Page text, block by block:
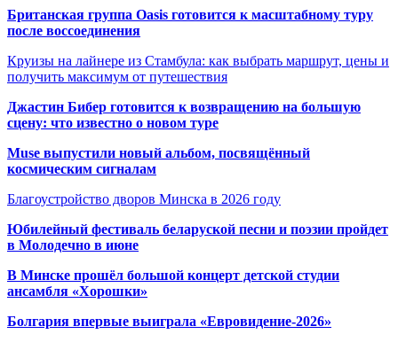
Британская группа Oasis готовится к масштабному туру
после воссоединения
Круизы на лайнере из Стамбула: как выбрать маршрут, цены и
получить максимум от путешествия
Джастин Бибер готовится к возвращению на большую
сцену: что известно о новом туре
Muse выпустили новый альбом, посвящённый
космическим сигналам
Благоустройство дворов Минска в 2026 году
Юбилейный фестиваль беларуской песни и поэзии пройдет
в Молодечно в июне
В Минске прошёл большой концерт детской студии
ансамбля «Хорошки»
Болгария впервые выиграла «Евровидение-2026»